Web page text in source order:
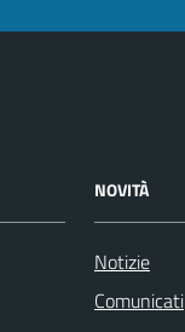
NOVITÀ
Notizie
Comunicati